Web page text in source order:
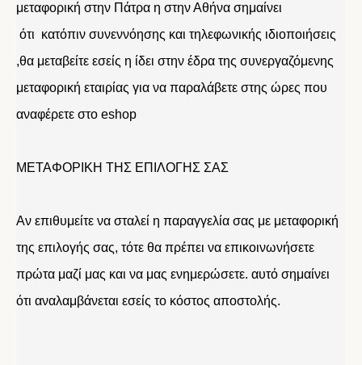
μεταφορική στην Πάτρα η στην Αθήνα σημαίνει
ότι κατόπιν συνεννόησης και τηλεφωνικής ιδιοποιήσεις
,θα μεταβείτε εσείς η ίδει στην έδρα της συνεργαζόμενης
μεταφορική εταιρίας για να παραλάβετε στης ώρες που
αναφέρετε στο eshop
ΜΕΤΑΦΟΡΙΚΗ ΤΗΣ ΕΠΙΛΟΓΗΣ ΣΑΣ
Αν επιθυμείτε να σταλεί η παραγγελία σας με μεταφορική
της επιλογής σας, τότε θα πρέπει να επικοινωνήσετε
πρώτα μαζί μας και να μας ενημερώσετε. αυτό σημαίνει
ότι αναλαμβάνεται εσείς το κόστος αποστολής.